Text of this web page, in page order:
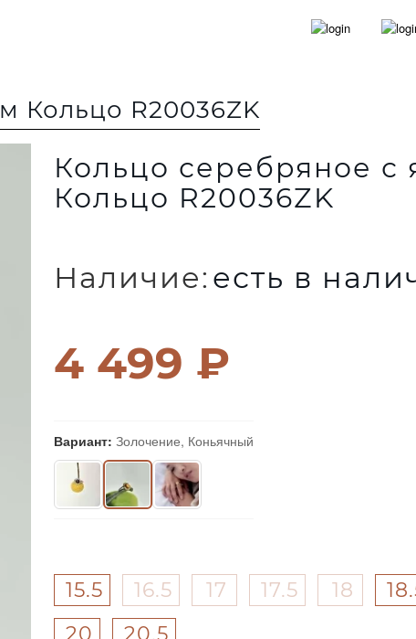
Кольцо R20036ZK
Кольцо серебряное с
Кольцо R20036ZK
4 499 ₽
Вариант: Золочение, Коньячный
Наличие: есть в
15.5 16.5 17 17.5 18
20
20.5